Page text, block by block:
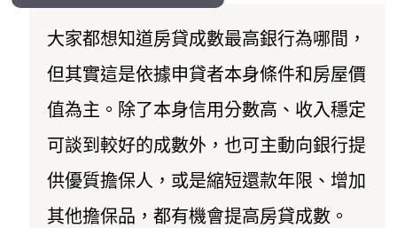
大家都想知道房貸成數最高銀行為哪間，
但其實這是依據申貸者本身條件和房屋價
值為主。除了本身信用分數高、收入穩定
可談到較好的成數外，也可主動向銀行提
供優質擔保人，或是縮短還款年限、增加
其他擔保品，都有機會提高房貸成數。